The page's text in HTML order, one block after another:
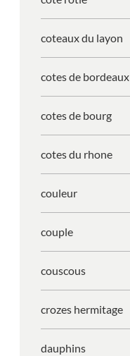
coteaux du layon
cotes de bordeaux
cotes de bourg
cotes du rhone
couleur
couple
couscous
crozes hermitage
dauphins